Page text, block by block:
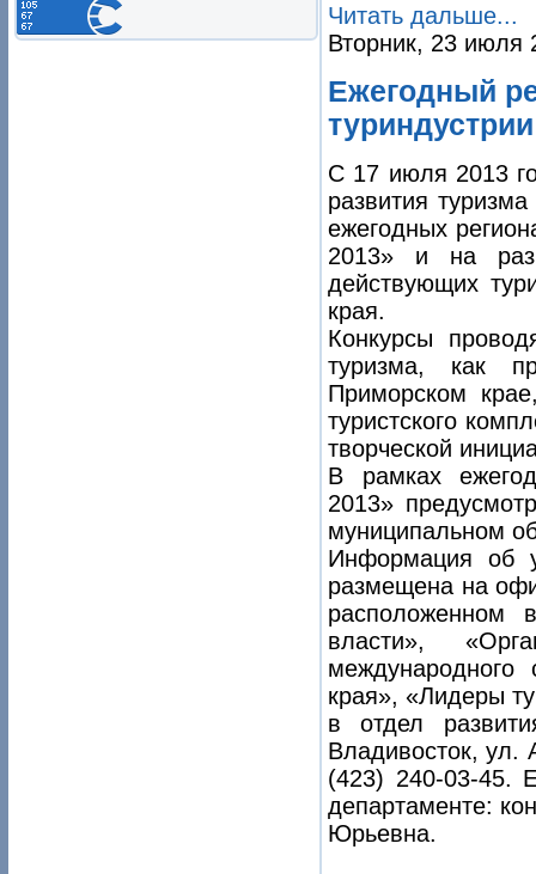
Читать дальше...
Вторник, 23 июля
Ежегодный
С 17 июля 2013
развития
ежегодных
2013» и на
действующих
края.
Конкурсы
туризма, как
Приморском
туристского
творческой
В рамках
2013»
муниципальном
Информация об
размещена на
власти»,
международного
края», «Лидеры
в отдел
Владивосток, ул.
(423) 240-03-45.
департаменте:
Юрьевна.